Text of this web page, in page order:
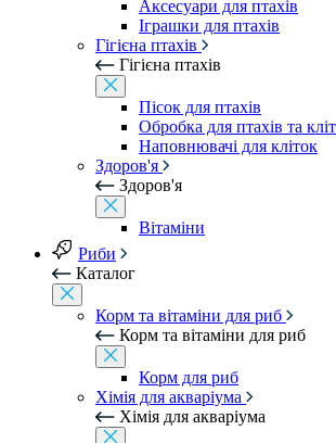
Аксесуари для птахів
Іграшки для птахів
Гігієна птахів
Гігієна птахів
Пісок для птахів
Обробка для птахів та
Наповнювачі для кліток
Здоров'я
Здоров'я
Вітаміни
Риби
Каталог
Корм та вітаміни для риб
Корм та вітаміни для риб
Корм для риб
Хімія для акваріума
Хімія для акваріума